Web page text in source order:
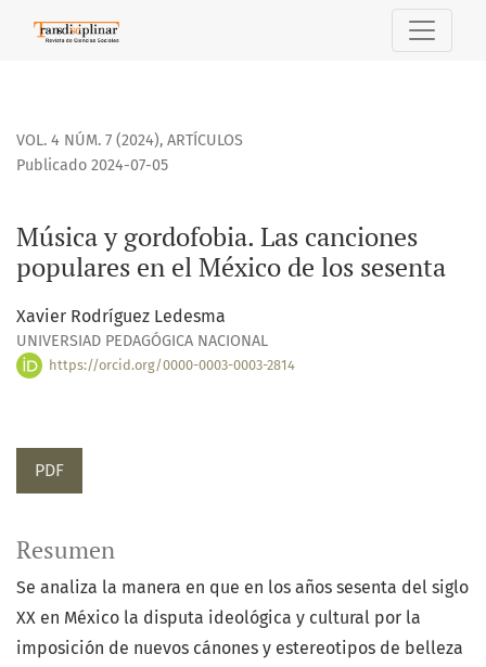
Música y gordofobia. Las canciones populares en el
VOL. 4 NÚM. 7 (2024), ARTÍCULOS
Música y gordofobia. Las canciones
populares en el México de los sesenta
Publicado 2024-07-05
Xavier Rodríguez Ledesma
UNIVERSIAD PEDAGÓGICA NACIONAL
https://orcid.org/0000-0003-0003-2814
PDF
Resumen
Se analiza la manera en que en los años sesenta del siglo
XX en México la disputa ideológica y cultural por la
imposición de nuevos cánones y estereotipos de belleza